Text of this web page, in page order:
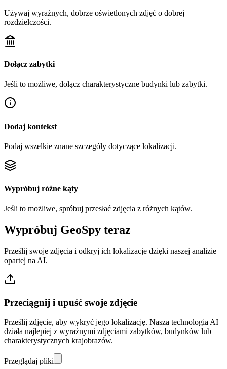
Używaj wyraźnych, dobrze oświetlonych zdjęć o dobrej
rozdzielczości.
Dołącz zabytki
Jeśli to możliwe, dołącz charakterystyczne budynki lub zabytki.
Dodaj kontekst
Podaj wszelkie znane szczegóły dotyczące lokalizacji.
Wypróbuj różne kąty
Jeśli to możliwe, spróbuj przesłać zdjęcia z różnych kątów.
Wypróbuj GeoSpy teraz
Prześlij swoje zdjęcia i odkryj ich lokalizacje dzięki naszej analizie
opartej na AI.
Przeciągnij i upuść swoje zdjęcie
Prześlij zdjęcie, aby wykryć jego lokalizację. Nasza technologia AI
działa najlepiej z wyraźnymi zdjęciami zabytków, budynków lub
charakterystycznych krajobrazów.
Przeglądaj pliki